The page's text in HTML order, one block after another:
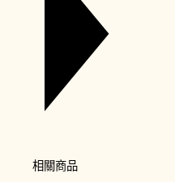
相關商品